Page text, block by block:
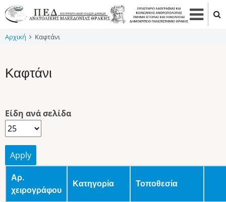
Παράκαμψη
προς
κυρίως
Αρχική Καφτάνι
Καφτάνι
Είδη ανά σελίδα
Αρ.
χειρογράφου
Κατηγορία Τοποθεσία